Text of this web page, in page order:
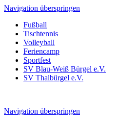
Navigation überspringen
Fußball
Tischtennis
Volleyball
Feriencamp
Sportfest
SV Blau-Weiß Bürgel e.V.
SV Thalbürgel e.V.
Navigation überspringen